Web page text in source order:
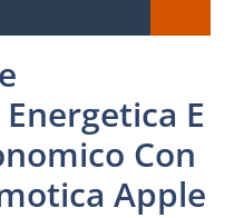
E
Con
Apple